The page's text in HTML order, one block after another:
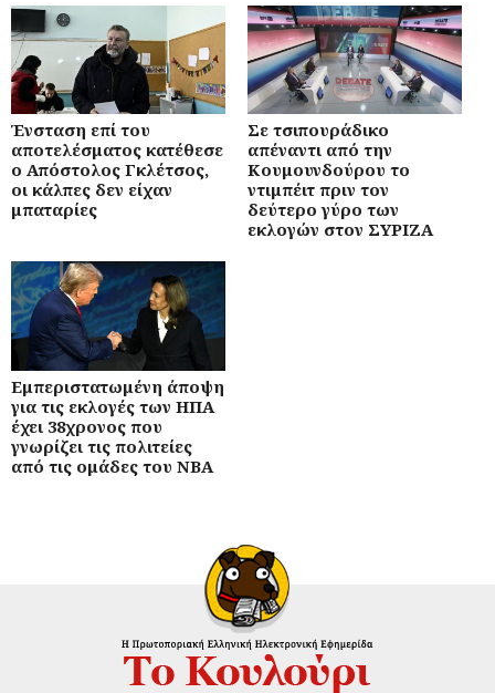
Ένσταση επί του
αποτελέσματος κατέθεσε
ο Απόστολος Γκλέτσος,
οι κάλπες δεν είχαν
μπαταρίες
Σε τσιπουράδικο
απέναντι από την
Κουμουνδούρου το
ντιμπέιτ πριν τον
δεύτερο γύρο των
εκλογών στον ΣΥΡΙΖΑ
Εμπεριστατωμένη άποψη
για τις εκλογές των ΗΠΑ
έχει 38χρονος που
γνωρίζει τις πολιτείες
από τις ομάδες του ΝΒΑ